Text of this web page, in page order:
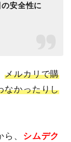
安全性に
メルカリで購
なかったりし
、 シムデク